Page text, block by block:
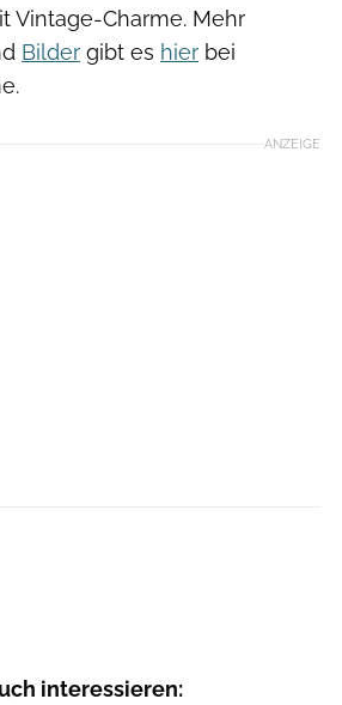
Vintage-Charme. Mehr
Bilder gibt es hier bei
ANZEIGE
interessieren: